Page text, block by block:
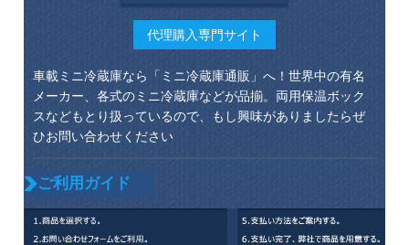
代理購入専門サイト
車載ミニ冷蔵庫なら「ミニ冷蔵庫通販」へ！世界中の有名
メーカー、各式のミニ冷蔵庫などが品揃。両用保温ボック
スなどもとり扱っているので、もし興味がありましたらぜ
ひお問い合わせください
ご利用ガイド